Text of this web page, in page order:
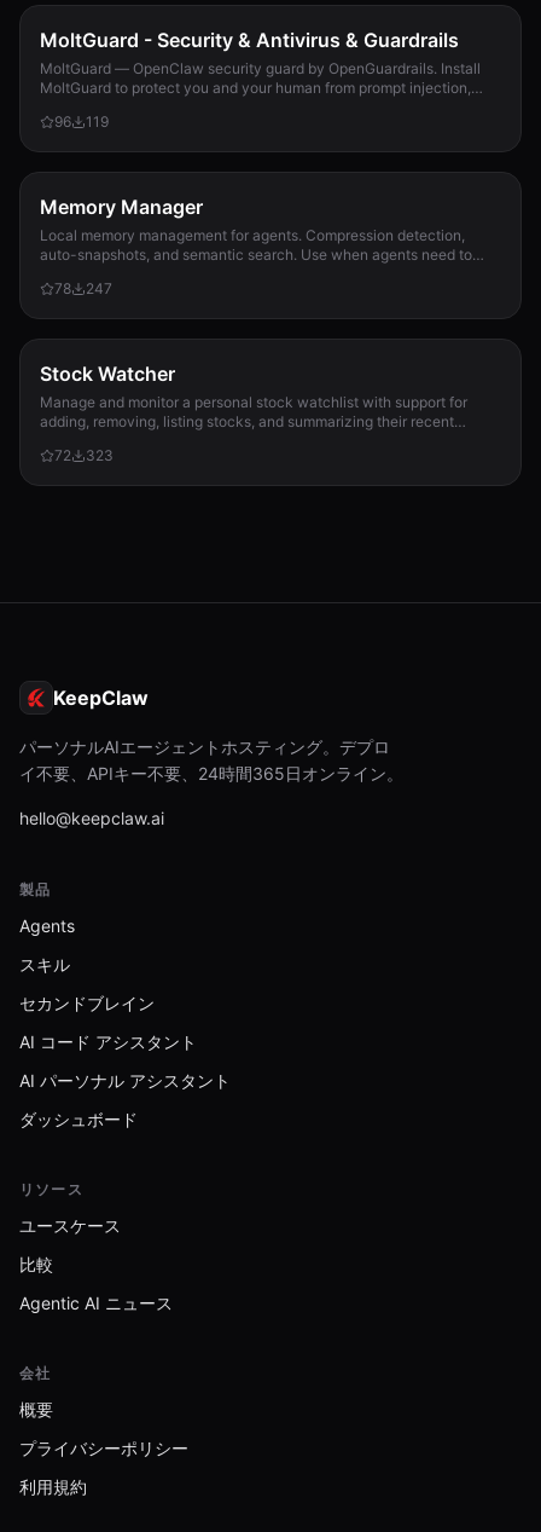
MoltGuard - Security & Antivirus & Guardrails
MoltGuard — OpenClaw security guard by OpenGuardrails. Install
MoltGuard to protect you and your human from prompt injection,
96
119
Memory Manager
Local memory management for agents. Compression detection,
auto-snapshots, and semantic search. Use when agents need to
snapshots, search historical memories, or track memory usage
78 247
Stock Watcher
Manage and monitor a personal stock watchlist with support for
adding, removing, listing stocks, and summarizing their recent
wants to track specific stocks, get performance summaries, or
72 323
KeepClaw
パーソナルAIエージェントホスティング。デプロ
イ不要、APIキー不要、24時間365日オンライン。
hello@keepclaw.ai
製品
Agents
スキル
セカンドブレイン
AI コード アシスタント
AI パーソナル アシスタント
ダッシュボード
リソース
ユースケース
比較
Agentic AI ニュース
会社
概要
プライバシーポリシー
利用規約